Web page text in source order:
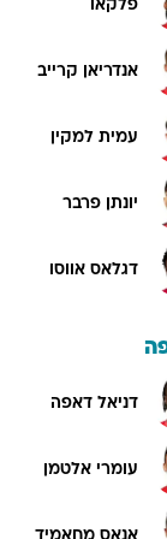
פלקאו
אנדריאן קרייב
עמית למקין
יונתן פרבר
דגלאס אווסו
דניאל דאפה
עומרי אלטמן
אנאס מחאמיד